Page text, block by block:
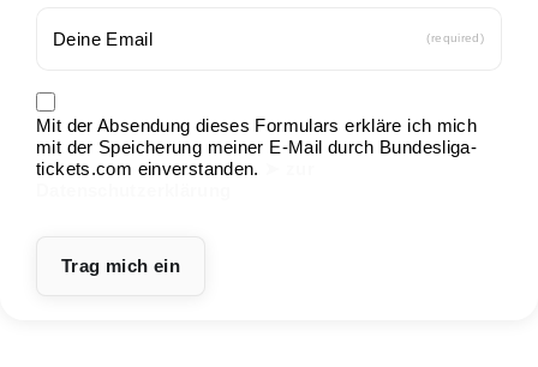
(required)
Mit der Absendung dieses Formulars erkläre ich mich
mit der Speicherung meiner E-Mail durch Bundesliga-
tickets.com einverstanden.